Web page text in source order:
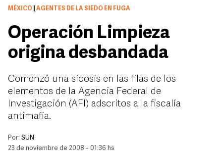
MÉXICO AGENTES DE LA SIEDO EN FUGA
Operación Limpieza
origina desbandada
Comenzó una sicosis en las filas de los
elementos de la Agencia Federal de
Investigación (AFI) adscritos a la fiscalía
antimafia.
Por: SUN
23 de noviembre de 2008 - 01:36 hs